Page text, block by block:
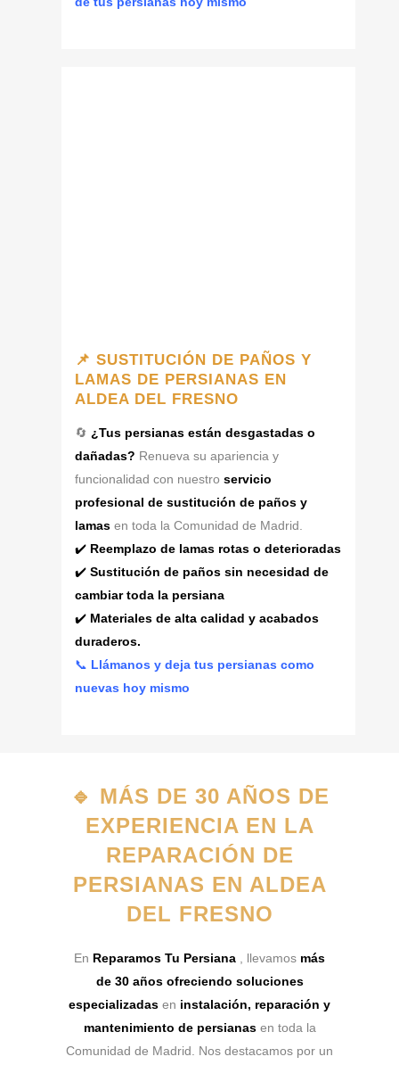
📌 SUSTITUCIÓN DE PAÑOS Y
LAMAS DE PERSIANAS EN
ALDEA DEL FRESNO
🔄 ¿Tus persianas están desgastadas o
dañadas? Renueva su apariencia y
funcionalidad con nuestro servicio
profesional de sustitución de paños y
lamas en toda la Comunidad de Madrid.
✔️ Reemplazo de lamas rotas o deterioradas
✔️ Sustitución de paños sin necesidad de
cambiar toda la persiana
✔️ Materiales de alta calidad y acabados
duraderos.
📞 Llámanos y deja tus persianas como
nuevas hoy mismo
🔹 MÁS DE 30 AÑOS DE
EXPERIENCIA EN LA
REPARACIÓN DE
PERSIANAS EN ALDEA
DEL FRESNO
En Reparamos Tu Persiana , llevamos más
de 30 años ofreciendo soluciones
especializadas en instalación, reparación y
mantenimiento de persianasen toda la
Comunidad de Madrid. Nos destacamos por un